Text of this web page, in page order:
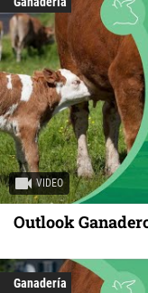
VIDEO
Outlook
Ganadería